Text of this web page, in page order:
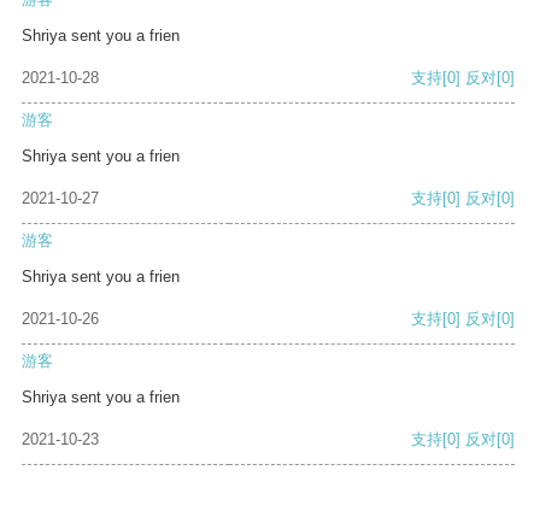
Shriya sent you a frien
2021-10-28 支持[0] 反对[0]
游客
Shriya sent you a frien
2021-10-27 支持[0] 反对[0]
游客
Shriya sent you a frien
2021-10-26 支持[0] 反对[0]
游客
Shriya sent you a frien
2021-10-23 支持[0] 反对[0]